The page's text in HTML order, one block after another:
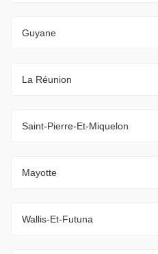
Guyane
La Réunion
Saint-Pierre-Et-Miquelon
Mayotte
Wallis-Et-Futuna